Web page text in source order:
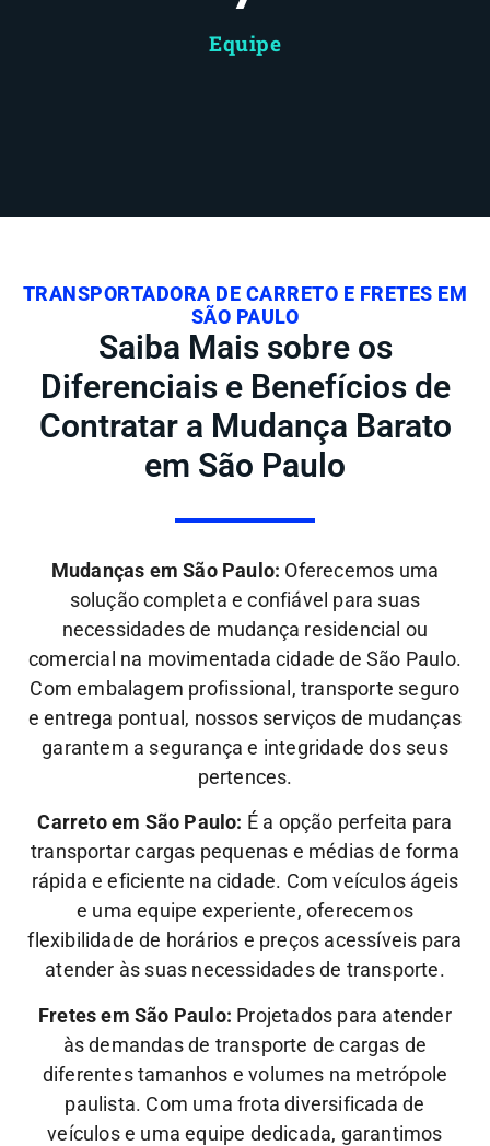
Equipe
TRANSPORTADORA DE CARRETO E FRETES EM
SÃO PAULO
Saiba Mais sobre os
Diferenciais e Benefícios de
Contratar a Mudança Barato
em São Paulo
Mudanças em São Paulo: Oferecemos uma
solução completa e confiável para suas
necessidades de mudança residencial ou
comercial na movimentada cidade de São Paulo.
Com embalagem profissional, transporte seguro
e entrega pontual, nossos serviços de mudanças
garantem a segurança e integridade dos seus
pertences.
Carreto em São Paulo: É a opção perfeita para
transportar cargas pequenas e médias de forma
rápida e eficiente na cidade. Com veículos ágeis
e uma equipe experiente, oferecemos
flexibilidade de horários e preços acessíveis para
atender às suas necessidades de transporte.
Fretes em São Paulo: Projetados para atender
às demandas de transporte de cargas de
diferentes tamanhos e volumes na metrópole
paulista. Com uma frota diversificada de
veículos e uma equipe dedicada, garantimos